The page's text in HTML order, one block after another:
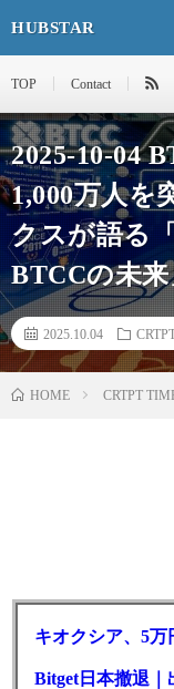
HUBSTAR
TOP Contact
2025-10-04
1,000万人を
クスが語る
BTCCの未来
2025.10.04
HOME CRTPT
Bitget日本撤退｜